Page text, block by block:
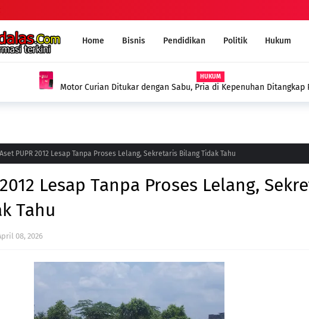
Home Bisnis Pendidikan Politik Hukum
dengan Sabu, Pria di Kepenuhan Ditangkap Polisi dengan
MUI Sambut
Aset PUPR 2012 Lesap Tanpa Proses Lelang, Sekretaris Bilang Tidak Tahu
Lesap Tanpa Proses Lelang,
Tahu
08, 2026